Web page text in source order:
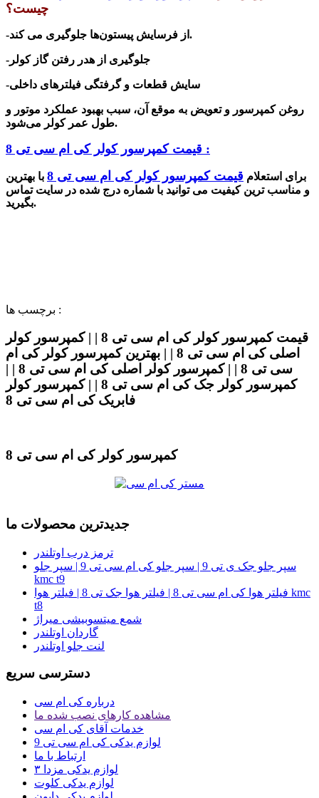
چیست؟
- از فرسایش پیستون‌ها جلوگیری می کند.
-جلوگیری از هدر رفتن گاز کولر
-سایش قطعات و گرفتگی فیلترهای داخلی
روغن کمپرسور و تعویض به موقع آن، سبب بهبود عملکرد موتور و
طول عمر کولر می‌شود.
قیمت کمپرسور کولر کی ام سی تی 8 :
برای استعلام قیمت کمپرسور کولر کی ام سی تی 8
با بهترین
و مناسب ترین کیفیت می توانید با شماره درج شده در سایت تماس
بگیرید.
برچسب ها :
قیمت کمپرسور کولر کی ام سی تی 8 | | کمپرسور کولر
اصلی کی ام سی تی 8 | | بهترین کمپرسور کولر کی ام
سی تی 8 | | کمپرسور کولر اصلی کی ام سی تی 8 | |
کمپرسور کولر جک کی ام سی تی 8 | | کمپرسور کولر
فابریک کی ام سی تی 8
کمپرسور کولر کی ام سی تی 8
جدیدترین محصولات ما
ترمز درب اوتلندر
سپر جلو جک ی تی 9 | سپر جلو کی ام سی تی 9 | سپر جلو
kmc t9
فیلتر هوا کی ام سی تی 8 | فیلتر هوا جک تی 8 | فیلتر هوا kmc
t8
شمع میتسوبیشی میراژ
گاردان اوتلندر
لنت جلو اوتلندر
دسترسی سریع
درباره کی ام سی
مشاهده کارهای نصب شده ما
خدمات آقای کی ام سی
لوازم یدکی کی ام سی تی 9
ارتباط با ما
لوازم یدکی مزدا ۳
لوازم یدکی کلوت